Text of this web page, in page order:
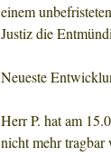
einem
Justiz die
Neueste
Herr P. hat am
nicht mehr tragbar